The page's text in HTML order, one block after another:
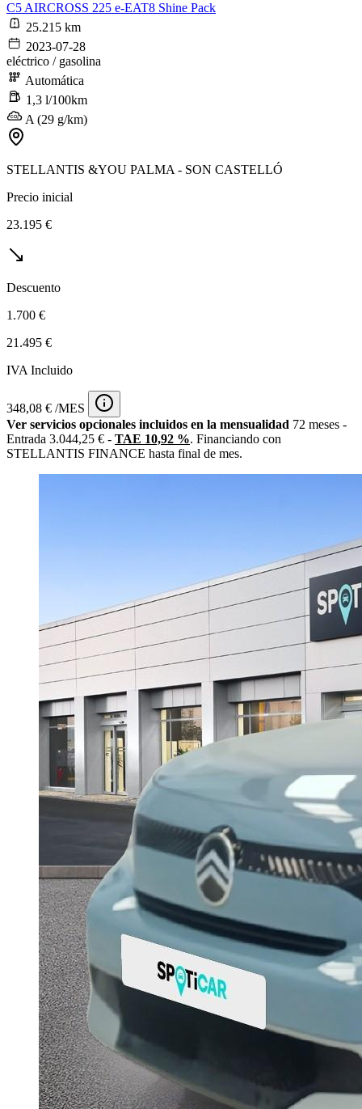
C5 AIRCROSS 225 e-EAT8 Shine Pack
25.215 km
2023-07-28
eléctrico / gasolina
Automática
1,3 l/100km
A (29 g/km)
STELLANTIS &YOU PALMA - SON CASTELLÓ
Precio inicial
23.195 €
Descuento
1.700 €
21.495 €
IVA Incluido
348,08 € /MES
Ver servicios opcionales incluidos en la mensualidad 72 meses -
Entrada 3.044,25 € - TAE 10,92 %. Financiando con
STELLANTIS FINANCE hasta final de mes.